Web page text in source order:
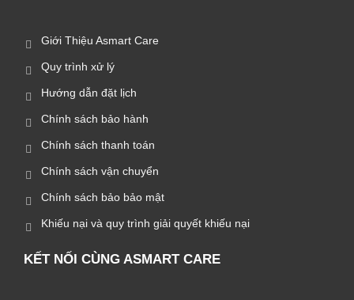
Giới Thiệu Asmart Care
Quy trình xử lý
Hướng dẫn đặt lịch
Chính sách bảo hành
Chính sách thanh toán
Chính sách vận chuyển
Chính sách bảo bảo mật
Khiếu nại và quy trình giải quyết khiếu nại
KẾT NỐI CÙNG ASMART CARE